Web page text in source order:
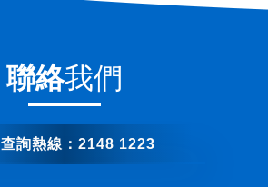
聯絡我們
查詢熱線：2148 1223